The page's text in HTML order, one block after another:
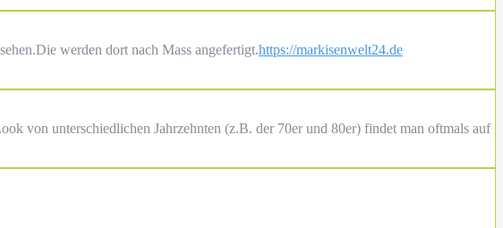
werden dort nach Mass angefertigt.https://markisenwelt24.de
von unterschiedlichen Jahrzehnten (z.B. der 70er und 80er) findet man oftmals auf